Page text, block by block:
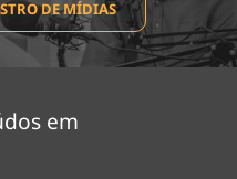
DE MÍDIAS
em